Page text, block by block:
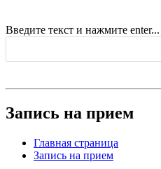
Введите текст и нажмите enter...
Запись на прием
Главная страница
Запись на прием